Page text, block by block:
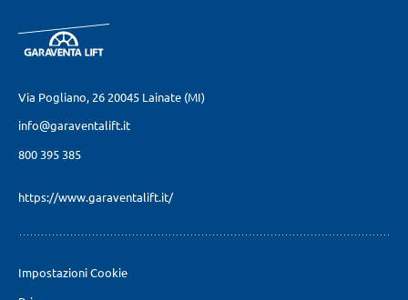
Via Pogliano, 26 20045 Lainate (MI)
info@garaventalift.it
800 395 385
https://www.garaventalift.it/
Impostazioni Cookie